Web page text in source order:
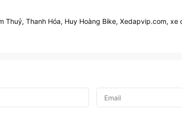
Thuỷ, Thanh Hóa, Huy Hoàng Bike, Xedapvip.com,